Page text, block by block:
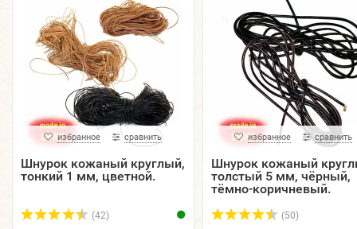
избранное сравнить
Шнурок кожаный круглый,
тонкий 1 мм, цветной.
(42)
избранное сравнить
Шнурок кожаный
толстый 5 мм, чёрный,
тёмно-коричневый.
(50)